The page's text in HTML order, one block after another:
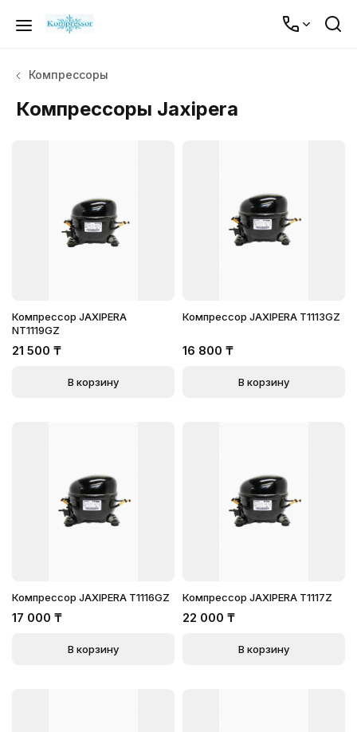
Компрессоры
Компрессоры Jaxipera
Компрессор JAXIPERA
NT1119GZ
21 500 ₸
В корзину
Компрессор JAXIPERA T1113GZ
16 800 ₸
В корзину
Компрессор JAXIPERA T1116GZ
17 000 ₸
В корзину
Компрессор JAXIPERA T1117Z
22 000 ₸
В корзину